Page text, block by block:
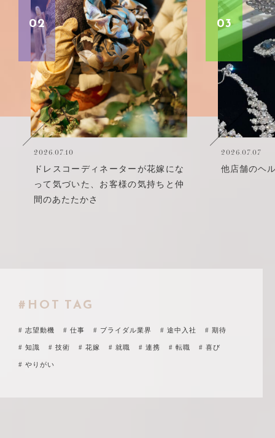
ディネーターが花嫁にな
た、お客様の気持ちと仲
03
他店舗のヘルプを経験して
#HOT TAG
# 志望動機 # 仕事 # ブライダル業界 # 途中入社 # 期待
# 知識 # 技術 # 花嫁 # 就職 # 連携 # 転職 # 喜び
# やりがい